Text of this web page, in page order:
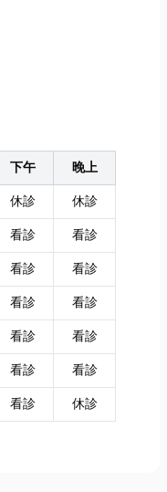
下午
晚上
休診
休診
看診
看診
看診
看診
看診
看診
看診
看診
看診
看診
看診 休診